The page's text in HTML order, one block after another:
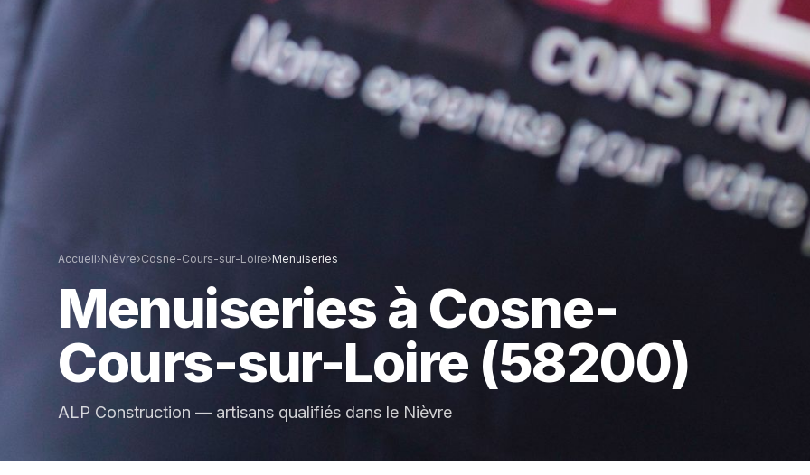
Accueil›Nièvre›Cosne-Cours-sur-Loire›Menuiseries
Menuiseriesà Cosne-
Cours-sur-Loire (58200)
ALP Construction — artisans qualifiés dans le Nièvre